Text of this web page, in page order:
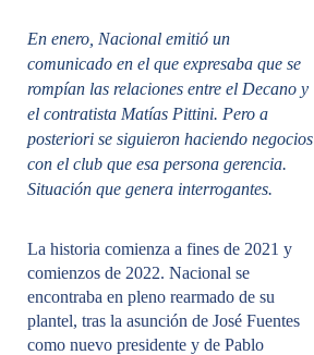
En enero, Nacional emitió un
comunicado en el que expresaba que se
rompían las relaciones entre el Decano y
el contratista Matías Pittini. Pero a
posteriori se siguieron haciendo negocios
con el club que esa persona gerencia.
Situación que genera interrogantes.
La historia comienza a fines de 2021 y
comienzos de 2022. Nacional se
encontraba en pleno rearmado de su
plantel, tras la asunción de José Fuentes
como nuevo presidente y de Pablo